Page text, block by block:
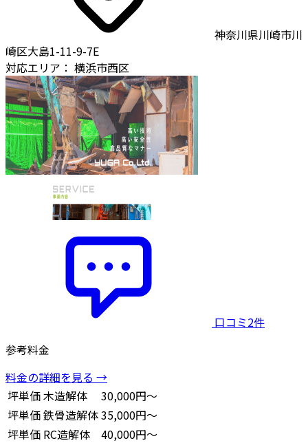
神奈川県川崎市川
崎区大島1-11-9-7E
対応エリア： 横浜市西区
口コミ2件
参考料金
料金の詳細を見る →
坪単価木造解体
30,000円～
坪単価鉄骨造解体35,000円～
坪単価 RC造解体
40,000円～